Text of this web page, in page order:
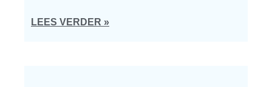
LEES VERDER »